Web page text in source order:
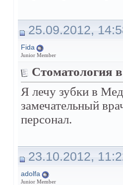
25.09.2012,
Fida
Junior Member
Стоматология
Я лечу зубки в
замечательный
персонал.
23.10.2012,
adolfa
Junior Member